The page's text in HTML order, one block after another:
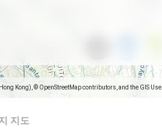
Kong), © OpenStreetMap contributors, and the GIS
지도